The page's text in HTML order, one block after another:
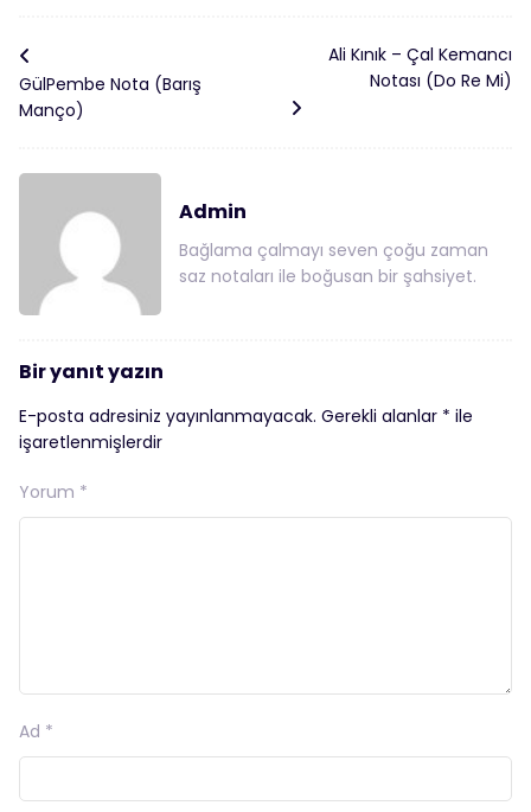
GülPembe Nota (Barış
Manço)
Ali Kınık – Çal Kemancı
Notası (Do Re Mi)
Admin
Bağlama çalmayı seven çoğu zaman
saz notaları ile boğusan bir şahsiyet.
Bir yanıt yazın
E-posta adresiniz yayınlanmayacak. Gerekli alanlar * ile
işaretlenmişlerdir
Yorum *
Ad *